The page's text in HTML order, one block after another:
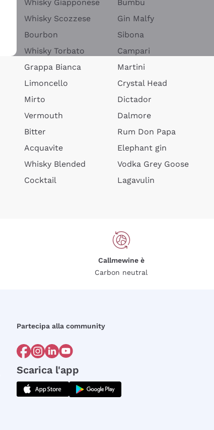
Whisky Giapponese
Whisky Scozzese
Bourbon
Whisky Torbato
Grappa Bianca
Limoncello
Mirto
Vermouth
Bitter
Acquavite
Whisky Blended
Cocktail
Bumbu
Gin Malfy
Sibona
Campari
Martini
Crystal Head
Dictador
Dalmore
Rum Don Papa
Elephant gin
Vodka Grey Goose
Lagavulin
Callmewine è
Carbon neutral
Partecipa alla community
Scarica l'app